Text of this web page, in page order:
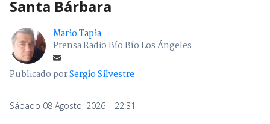
Santa Bárbara
Mario Tapia
Prensa Radio Bío Bío Los Ángeles
Publicado porSergio Silvestre
Sábado 08 Agosto, 2026 | 22:31